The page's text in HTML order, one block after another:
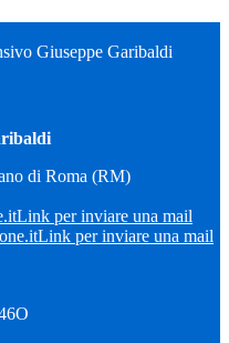
Giuseppe Garibaldi
di Roma (RM)
Link per inviare una mail
Link per inviare una mail